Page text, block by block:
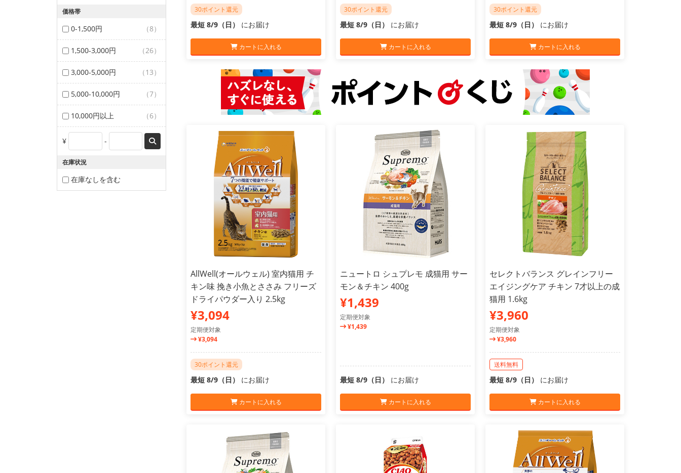
価格帯
0-1,500円 （8）
1,500-3,000円 （26）
3,000-5,000円 （13）
5,000-10,000円 （7）
10,000円以上 （6）
¥ -
在庫状況
在庫なしを含む
30ポイント還元
最短 8/9（日） にお届け
カートに入れる
30ポイント還元
最短 8/9（日） にお届け
カートに入れる
30ポイント還元
最短 8/9（日） にお届け
カートに入れる
AllWell(オールウェル) 室内猫用 チ
キン味 挽き小魚とささみ フリーズ
ドライパウダー入り 2.5kg
¥3,094
定期便対象
¥3,094
30ポイント還元
最短 8/9（日） にお届け
カートに入れる
ニュートロ シュプレモ 成猫用 サー
モン＆チキン 400g
¥1,439
定期便対象
¥1,439
最短 8/9（日） にお届け
カートに入れる
セレクトバランス グレインフリー
エイジングケア チキン 7才以上の成
猫用 1.6kg
¥3,960
定期便対象
¥3,960
送料無料
最短 8/9（日） にお届け
カートに入れる